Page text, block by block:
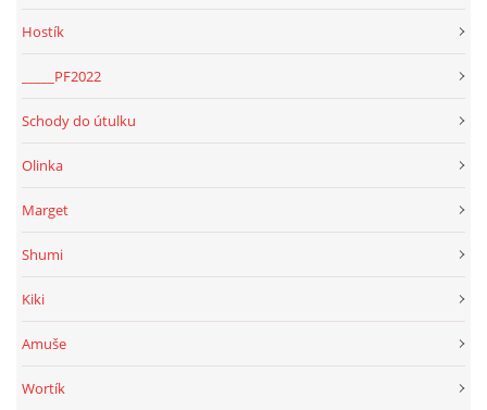
Hostík
_____PF2022
Schody do útulku
Olinka
Marget
Shumi
Kiki
Amuše
Wortík